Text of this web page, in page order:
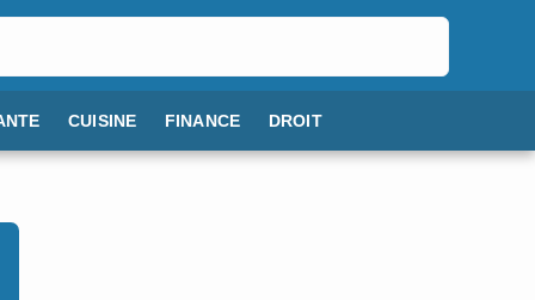
CUISINE FINANCE DROIT